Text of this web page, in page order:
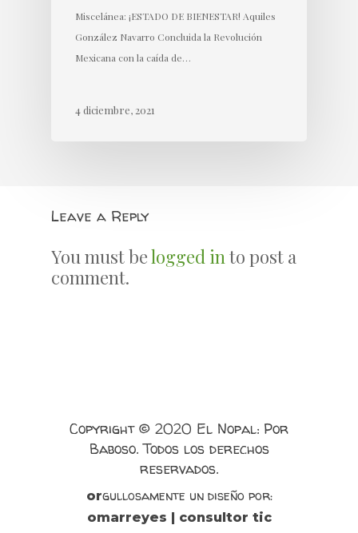
Miscelánea: ¡ESTADO DE BIENESTAR! Aquiles
González Navarro Concluida la Revolución
Mexicana con la caída de…
4 diciembre, 2021
Leave a Reply
You must belogged into post a
comment.
Copyright © 2020 El Nopal: Por
Baboso. Todos los derechos
reservados.
orgullosamente un diseño por:
omarreyes | consultor tic